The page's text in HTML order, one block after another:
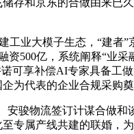
存和京东的合做由来已
业大模子生态，“建者”
资500亿，系统阐释“业
可享补偿AI专家具备工
为代表的企业合规采购奠
骏物流签订计谋合做和
专属产线共建的联婚，